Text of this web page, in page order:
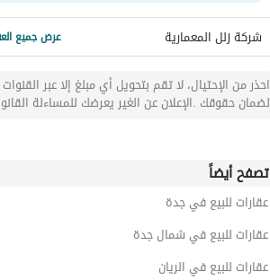
شركة زلل المعمارية عرض جميع
احذر من الإحتيال، لا تقم بتحويل أي مبلغ إلا عبر
لضمان حقوقك .الإعلان عن الغير يعرضك للمساءلة
تصفح أيضاً
عقارات للبيع في جدة
عقارات للبيع في شمال جدة
عقارات للبيع في الريان